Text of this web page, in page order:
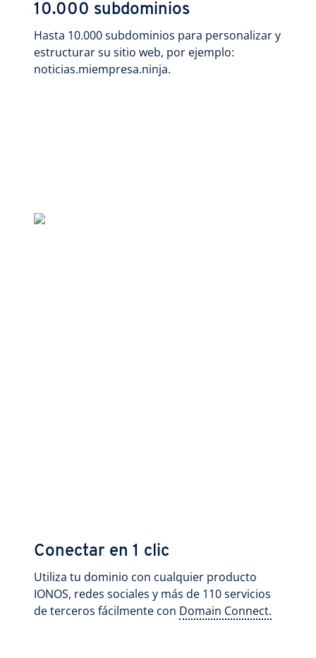
10.000 subdominios
Hasta 10.000 subdominios para personalizar y
estructurar su sitio web, por ejemplo:
noticias.miempresa.ninja.
Conectar en 1 clic
Utiliza tu dominio con cualquier producto
IONOS, redes sociales y más de 110 servicios
de terceros fácilmente con Domain Connect.